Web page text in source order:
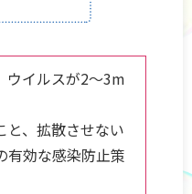
ウイルスが2〜3m
と、拡散させない
有効な感染防止策